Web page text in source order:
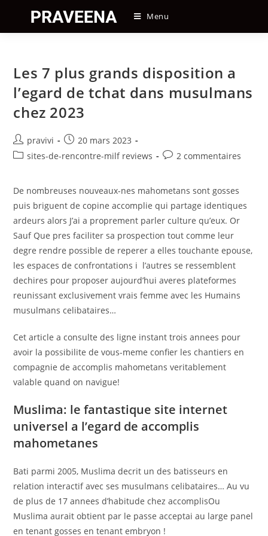
content
Menu
Les 7 plus grands disposition a
l’egard de tchat dans musulmans
chez 2023
Auteur/autrice
de
pravivi
Post
published:
20 mars 2023
Postsites-de-rencontre-milf reviews
Post2 commentaires
De nombreuses nouveaux-nes mahometans sont gosses
puis briguent de copine accomplie qui partage identiques
ardeurs alors J’ai a proprement parler culture qu’eux. Or
Sauf Que pres faciliter sa prospection tout comme leur
degre rendre possible de reperer a elles touchante epouse,
les espaces de confrontations i l’autres se ressemblent
dechires pour proposer aujourd’hui averes plateformes
reunissant exclusivement vrais femme avec les Humains
musulmans celibataires…
Cet article a consulte des ligne instant trois annees pour
avoir la possibilite de vous-meme confier les chantiers en
compagnie de accomplis mahometans veritablement
valable quand on navigue!
Muslima: le fantastique site internet
universel a l’egard de accomplis
mahometanes
Bati parmi 2005, Muslima decrit un des batisseurs en
relation interactif avec ses musulmans celibataires… Au vu
de plus de 17 annees d’habitude chez accomplisOu
Muslima aurait obtient par le passe acceptai au large panel
en tenant gosses en tenant embryon !